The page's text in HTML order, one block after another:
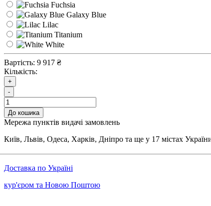
Fuchsia
Galaxy Blue
Lilac
Titanium
White
Вартість: 9 917 ₴
Кількість:
+
-
До кошика
Мережа пунктів видачі замовлень
Київ, Львів, Одеса, Харків, Дніпро та ще у 17 містах
Доставка по Україні
кур'єром та Новою Поштою